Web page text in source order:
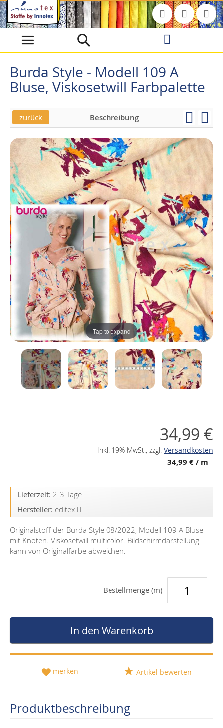
Direkt
zum
Inhalt
Burda Style - Modell 109 A
Bluse, Viskosetwill Farbpalette
zurück Beschreibung
Skip
to
the
end
of
the
images
gallery
Skip
to
the
beginning
of
the
images
gallery
Tap to expand
34,99 €
Inkl. 19% MwSt., zzgl. Versandkosten
34,99 €/ m
Lieferzeit: 2-3 Tage
Hersteller: editex
Originalstoff der Burda Style 08/2022, Modell 109 A Bluse
mit Knoten. Viskosetwill multicolor. Bildschirmdarstellung
kann von Originalfarbe abweichen.
Bestellmenge (m)
In den Warenkorb
merken Artikel bewerten
Produktbeschreibung